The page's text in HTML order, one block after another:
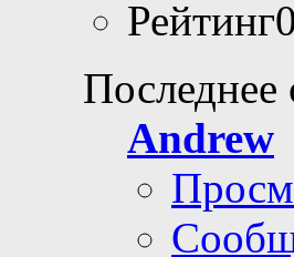
Последнее
Andrew